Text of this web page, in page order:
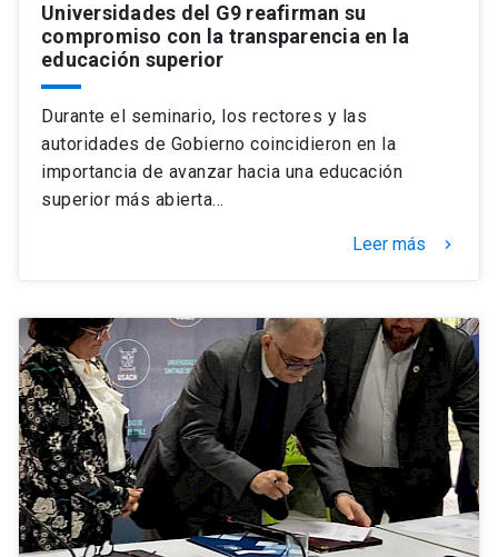
Universidades del G9 reafirman su
compromiso con la transparencia en la
educación superior
Durante el seminario, los rectores y las
autoridades de Gobierno coincidieron en la
importancia de avanzar hacia una educación
superior más abierta…
Leer más keyboard_arrow_right